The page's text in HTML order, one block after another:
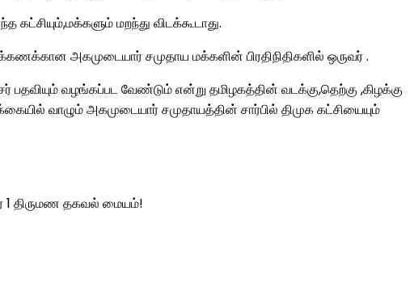
மறந்து விடக்கூடாது.
அகமுடையார் சமுதாய மக்களின் பிரதிநிதிகளில் ஒருவர் .
வழங்கப்பட வேண்டும் என்று தமிழகத்தின் வடக்கு,தெற்கு ,கிழக்கு
வாழும் அகமுடையார் சமுதாயத்தின் சார்பில் திமுக கட்சியையும்
திருமண தகவல் மையம்!